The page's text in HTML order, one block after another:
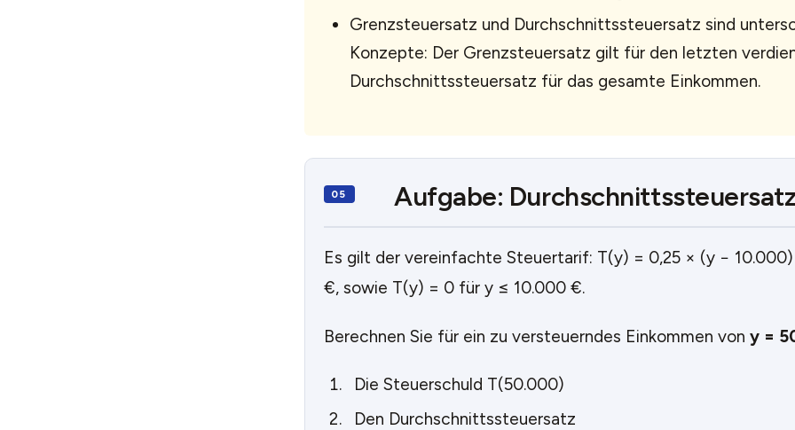
Grenzsteuersatz und Durchschnittssteuersatz sind
Konzepte: Der Grenzsteuersatz gilt für den letzten
Durchschnittssteuersatz für das gesamte Einkommen.
Aufgabe:
Es gilt der vereinfachte Steuertarif: T(y) = 0,25 × (y −
€, sowie T(y) = 0 für y ≤ 10.000 €.
Berechnen Sie für ein zu versteuerndes Einkommen von y =
Die Steuerschuld T(50.000)
Den Durchschnittssteuersatz